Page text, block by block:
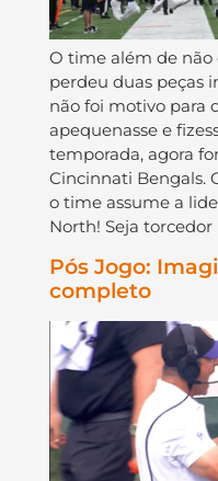
O time além de não
perdeu duas peças
não foi motivo para
apequenasse e
temporada, agora
Cincinnati Bengals.
o time assume a
North! Seja torcedor
Pós Jogo:
completo